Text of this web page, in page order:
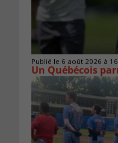
Publié le 6 août 2026 à
Un Québécois